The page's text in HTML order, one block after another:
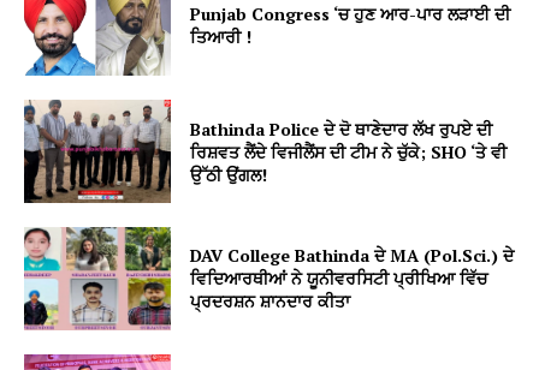
Punjab Congress ‘ਚ ਹੁਣ ਆਰ-ਪਾਰ ਲੜਾਈ ਦੀ
ਤਿਆਰੀ !
Bathinda Police ਦੇ ਦੋ ਥਾਣੇਦਾਰ ਲੱਖ ਰੁਪਏ ਦੀ
ਰਿਸ਼ਵਤ ਲੈਂਦੇ ਵਿਜੀਲੈਂਸ ਦੀ ਟੀਮ ਨੇ ਚੁੱਕੇ; SHO ‘ਤੇ ਵੀ
ਉੱਠੀ ਉਂਗਲ!
DAV College Bathinda ਦੇ MA (Pol.Sci.) ਦੇ
ਵਿਦਿਆਰਥੀਆਂ ਨੇ ਯੂਨੀਵਰਸਿਟੀ ਪ੍ਰੀਖਿਆ ਵਿੱਚ
ਪ੍ਰਦਰਸ਼ਨ ਸ਼ਾਨਦਾਰ ਕੀਤਾ